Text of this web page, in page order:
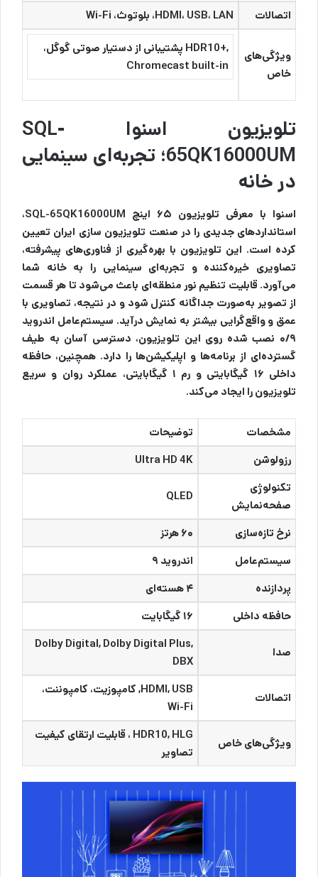
اتصالات
HDMI، USB، LAN، بلوتوث، Wi-Fi
ویژگی‌های
خاص
,+HDR10 پشتیبانی از دستیار صوتی گوگل،
Chromecast built-in
تلویزیون اسنوا SQL-
65QK16000UM؛ تجربه‌ای سینمایی
در خانه
اسنوا با معرفی تلویزیون ۶۵ اینچ SQL-65QK16000UM،
استانداردهای جدیدی را در صنعت تلویزیون سازی ایران تعیین
کرده است. این تلویزیون با بهره‌گیری از فناوری‌های پیشرفته،
تصاویری خیره‌کننده و تجربه‌ای سینمایی را به خانه شما
می‌آورد. قابلیت تنظیم نور منطقه‌ای باعث می‌شود تا هر قسمت
از تصویر به‌صورت جداگانه کنترل شود و در نتیجه، تصاویری با
عمق و واقع‌گرایی بیشتر به نمایش درآید. سیستم‌عامل اندروید
۰/۹ نصب شده روی این تلویزیون، دسترسی آسان به طیف
گسترده‌ای از برنامه‌ها و اپلیکیشن‌ها را دارد. همچنین، حافظه
داخلی ۱۶ گیگابایتی و رم ۱ گیگابایتی، عملکرد روان و سریع
تلویزیون را ایجاد می‌کند.
مشخصات
توضیحات
رزولوشن
Ultra HD 4K
تکنولوژی
صفحه‌نمایش
QLED
نرخ تازه‌سازی
۶۰ هرتز
سیستم‌عامل
اندروید ۹
پردازنده
۴ هسته‌ای
حافظه داخلی
۱۶ گیگابایت
صدا
Dolby Digital, Dolby Digital Plus,
DBX
اتصالات
HDMI, USB, کامپوزیت، کامپوننت،
Wi-Fi
ویژگی‌های خاص
HDR10, HLG ، قابلیت ارتقای کیفیت
تصاویر